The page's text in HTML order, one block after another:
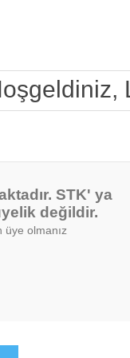
STK' ya
değildir.
olmanız